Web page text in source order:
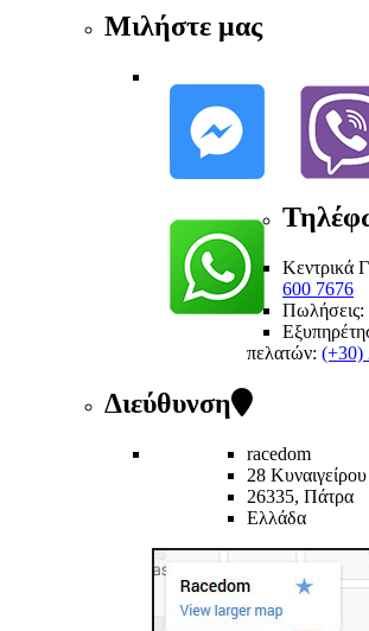
Μιλήστε μας
Κεντρικά
600 7676
Πωλήσεις:
πελατών: (+30)
Διεύθυνση
racedom
28 Κυναιγείρου
26335, Πάτρα
Ελλάδα